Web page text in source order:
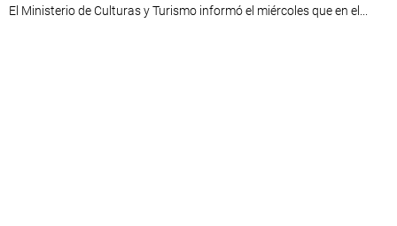
El Ministerio de Culturas y Turismo informó el miércoles que en el...